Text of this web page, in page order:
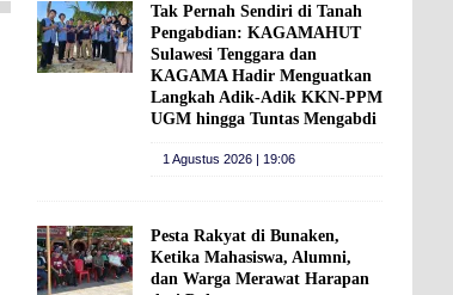
Tak Pernah Sendiri di Tanah
Pengabdian: KAGAMAHUT
Sulawesi Tenggara dan
KAGAMA Hadir Menguatkan
Langkah Adik-Adik KKN-PPM
UGM hingga Tuntas Mengabdi
1 Agustus 2026 | 19:06
Pesta Rakyat di Bunaken,
Ketika Mahasiswa, Alumni,
dan Warga Merawat Harapan